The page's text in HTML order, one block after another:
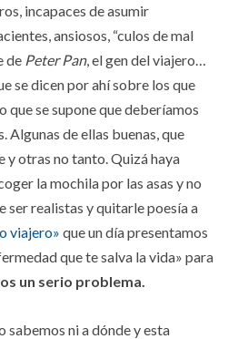
incapaces de asumir
ansiosos, “culos de mal
de Peter Pan, el gen del viajero…
se dicen por ahí sobre los que
que se supone que deberíamos
Algunas de ellas buenas, que
y otras no tanto. Quizá haya
la mochila por las asas y no
ser realistas y quitarle poesía a
viajero» que un día presentamos
que te salva la vida» para
un serio problema.
sabemos ni a dónde y esta